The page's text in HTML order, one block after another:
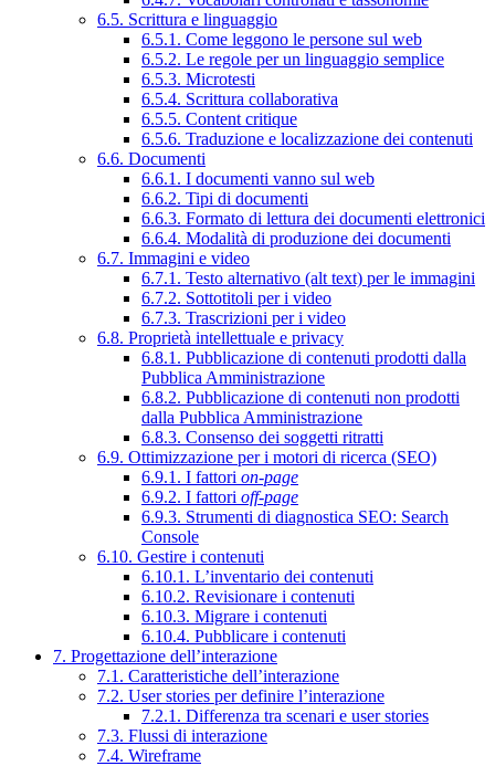
6.5. Scrittura e linguaggio
6.5.1. Come leggono le persone sul web
6.5.2. Le regole per un linguaggio semplice
6.5.3. Microtesti
6.5.4. Scrittura collaborativa
6.5.5. Content critique
6.5.6. Traduzione e localizzazione dei contenuti
6.6. Documenti
6.6.1. I documenti vanno sul web
6.6.2. Tipi di documenti
6.6.3. Formato di lettura dei documenti elettronici
6.6.4. Modalità di produzione dei documenti
6.7. Immagini e video
6.7.1. Testo alternativo (alt text) per le immagini
6.7.2. Sottotitoli per i video
6.7.3. Trascrizioni per i video
6.8. Proprietà intellettuale e privacy
6.8.1. Pubblicazione di contenuti prodotti dalla
Pubblica Amministrazione
6.8.2. Pubblicazione di contenuti non prodotti
dalla Pubblica Amministrazione
6.8.3. Consenso dei soggetti ritratti
6.9. Ottimizzazione per i motori di ricerca (SEO)
6.9.1. I fattori on-page
6.9.2. I fattori off-page
6.9.3. Strumenti di diagnostica SEO: Search
Console
6.10. Gestire i contenuti
6.10.1. L’inventario dei contenuti
6.10.2. Revisionare i contenuti
6.10.3. Migrare i contenuti
6.10.4. Pubblicare i contenuti
7. Progettazione dell’interazione
7.1. Caratteristiche dell’interazione
7.2. User stories per definire l’interazione
7.2.1. Differenza tra scenari e user stories
7.3. Flussi di interazione
7.4. Wireframe